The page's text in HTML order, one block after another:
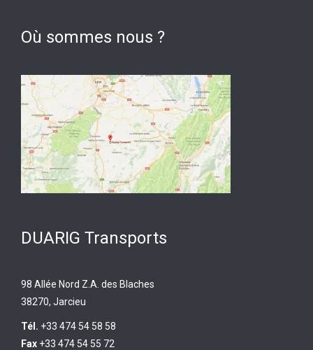
Où sommes nous ?
DUARIG Transports
98 Allée Nord Z.A. des Blaches
38270, Jarcieu
Tél. +33 474 54 58 58
Fax +33 474 54 55 72